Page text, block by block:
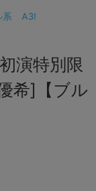
系 A3!
演特別限
希]【ブル